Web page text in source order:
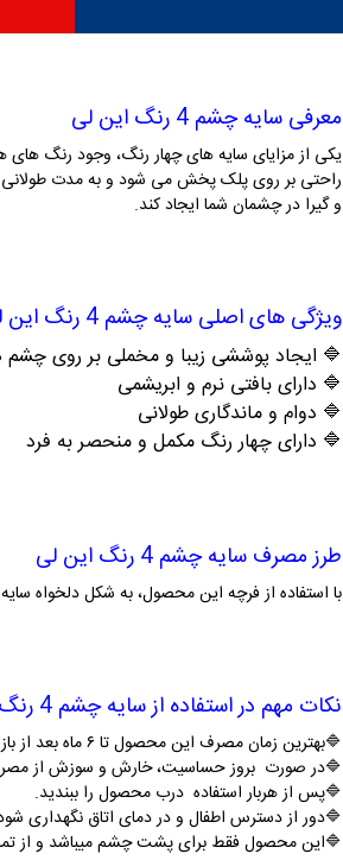
معرفی سایه چشم 4 رنگ این لی
یکی از مزایای سایه های چهار رنگ، وجود رنگ
راحتی بر روی پلک پخش می شود و به مدت طولانی
و گیرا در چشمان شما ایجاد کند.
ویژگی های اصلی سایه چشم 4 رنگ این لی
🔷 ایجاد پوششی زیبا و مخملی بر روی چشم
🔷 دارای بافتی نرم و ابریشمی
🔷 دوام و ماندگاری طولانی
🔷 دارای چهار رنگ مکمل و منحصر به فرد
طرز مصرف سایه چشم 4 رنگ این لی
با استفاده از فرچه این محصول، به شکل دلخواه
نکات مهم در استفاده ازسایه چشم 4 رنگ این لی
🔷بهترین زمان مصرف این محصول تا ۶ ماه بعد از باز کردن درب آن است.
🔷در صورت بروز حساسیت، خارش و سوزش از
🔷پس از هربار استفاده درب محصول را ببندید.
🔷دور از دسترس اطفال و در دمای اتاق نگهداری
🔷این محصول فقط برای پشت چشم میباشد و از